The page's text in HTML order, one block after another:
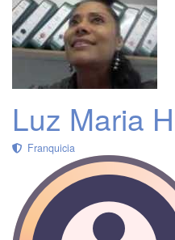
Luz Maria
Franquicia